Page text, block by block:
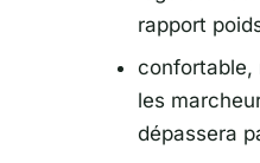
rapport
confortable,
les
dépassera